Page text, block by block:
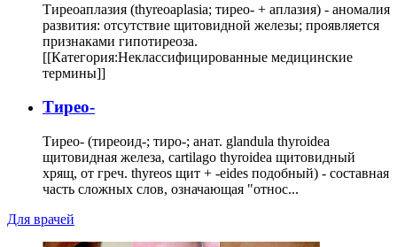
Тиреоаплазия (thyreoaplasia; тирео- + аплазия) - аномалия
развития: отсутствие щитовидной железы; проявляется
признаками гипотиреоза.
[[Категория:Неклассифицированные медицинские
термины]]
Тирео-
Тирео- (тиреоид-; тиро-; анат. glandula thyroidea
щитовидная железа, cartilago thyroidea щитовидный
хрящ, от греч. thyreos щит + -eides подобный) - составная
часть сложных слов, означающая "относ...
Для врачей